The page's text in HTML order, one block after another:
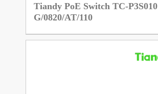
Tiandy PoE Switch TC-P3S010
G/0820/AT/110